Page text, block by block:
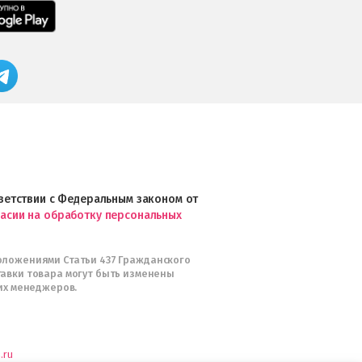
загрузить
в
Мобильное
приложение
Google
Play
Магазин
профессиональной
в
Telegram
с Федеральным законом от
на обработку персональных
Статьи 437 Гражданского
товара могут быть изменены
менеджеров.